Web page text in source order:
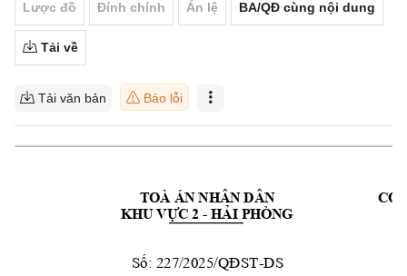
Lược đồ Đính chính Án lệ BA/QĐ cùng nội dung
Tải về
Tải văn bản Báo lỗi
TOÀ ÁN NHÂN DÂN
KHU VỰC 2 - HẢI PHÒNG
Số: 227/2025/QĐST-DS